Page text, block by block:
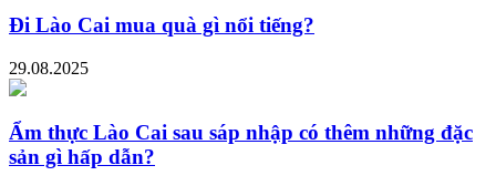
Đi Lào Cai mua quà gì nổi tiếng?
29.08.2025
Ẩm thực Lào Cai sau sáp nhập có thêm những đặc
sản gì hấp dẫn?